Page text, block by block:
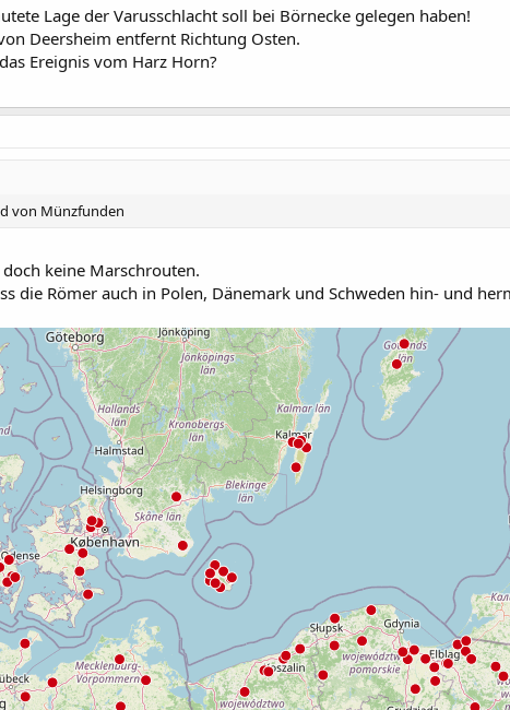
Lage der Varusschlacht soll bei Börnecke gelegen haben!
Deersheim entfernt Richtung Osten.
Ereignis vom Harz Horn?
von Münzfunden
keine Marschrouten.
die Römer auch in Polen, Dänemark und Schweden hin- und